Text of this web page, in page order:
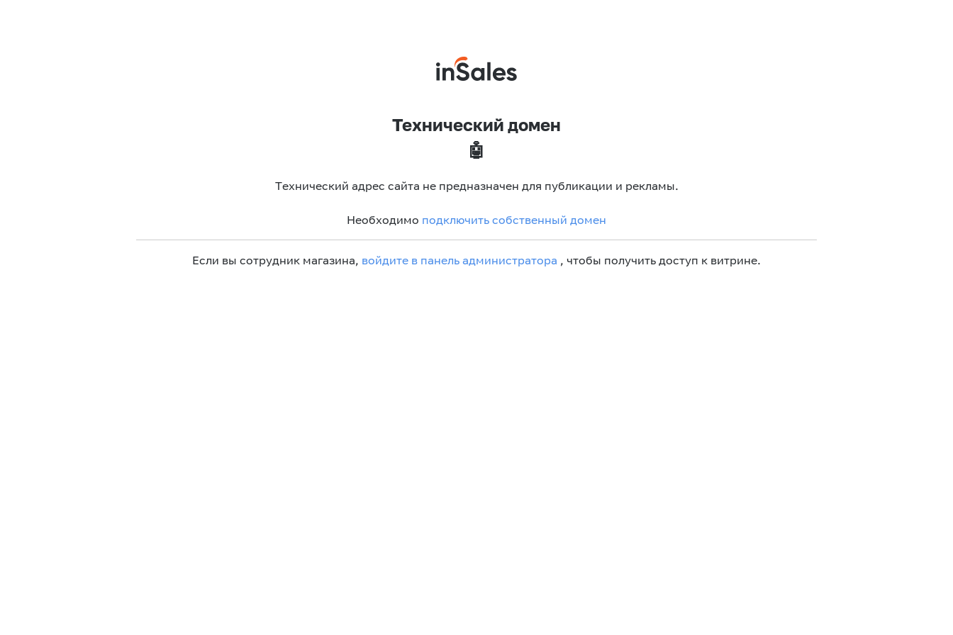
Технический домен
🤖
Технический адрес сайта не предназначен для публикации и рекламы.
Необходимо подключить собственный домен
Если вы сотрудник магазина, войдите в панель администратора , чтобы получить доступ к витрине.